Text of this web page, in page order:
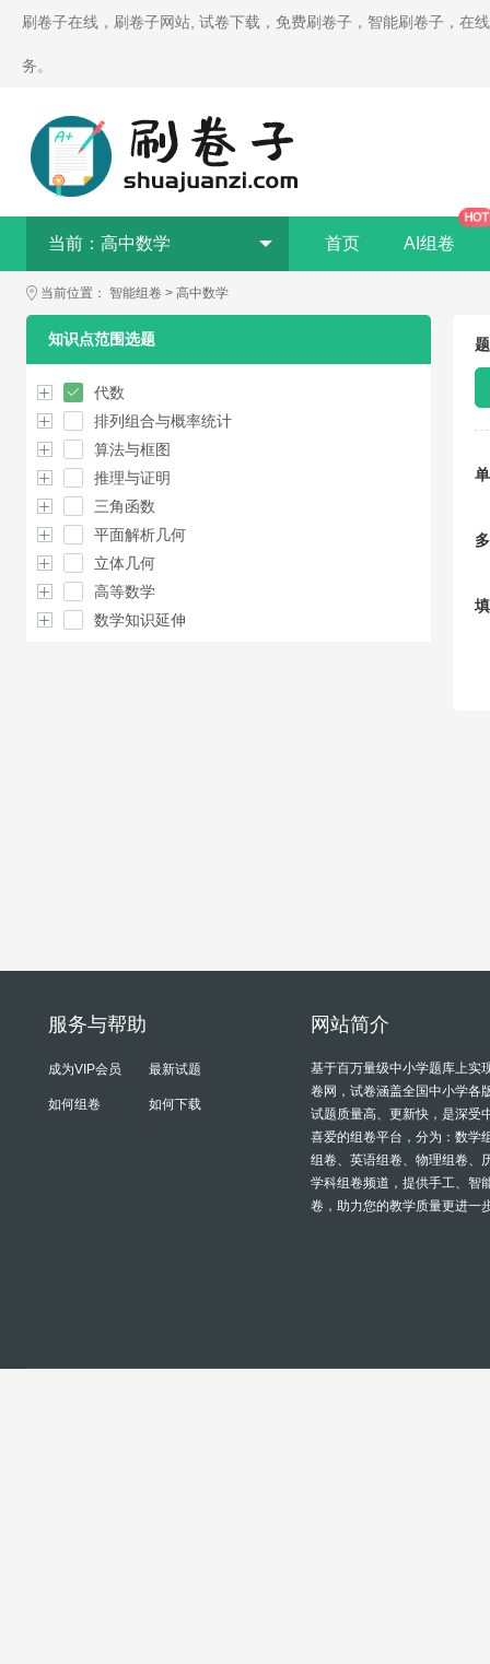
刷卷子在线，刷卷子网站, 试卷下载，免费刷卷子，智能刷卷子，在
务。
当前： 高中数学 首页 AI组卷
HOT
当前位置： 智能组卷 > 高中数学
知识点范围选题
代数
排列组合与概率统计
算法与框图
推理与证明
三角函数
平面解析几何
立体几何
高等数学
数学知识延伸
服务与帮助
成为VIP会员 最新试题
如何组卷 如何下载
网站简介
基于百万量级中小学题库上实
卷网，试卷涵盖全国中小学各
试题质量高、更新快，是深受
喜爱的组卷平台，分为：数学
组卷、英语组卷、物理组卷、
学科组卷频道，提供手工、智
卷，助力您的教学质量更进一